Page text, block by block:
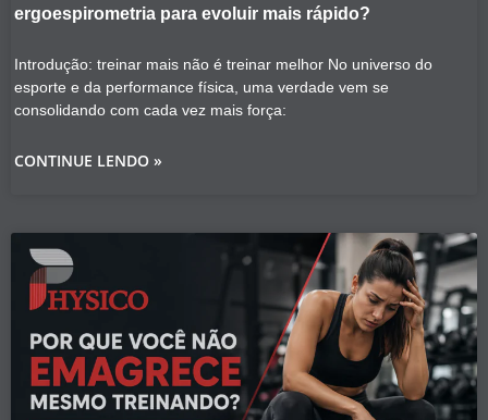
ergoespirometria para evoluir mais rápido?
Introdução: treinar mais não é treinar melhor No universo do
esporte e da performance física, uma verdade vem se
consolidando com cada vez mais força:
CONTINUE LENDO »